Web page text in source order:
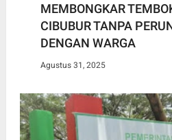
MEMBONGKAR
CIBUBUR TANPA
DENGAN WARGA
Agustus 31, 2025